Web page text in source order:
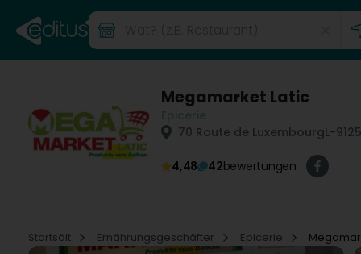
Megamarket Latic
70 Route de LuxembourgL-9125
4,48 42bewertungen
Startsäit Ernährungsgeschäfter Epicerie